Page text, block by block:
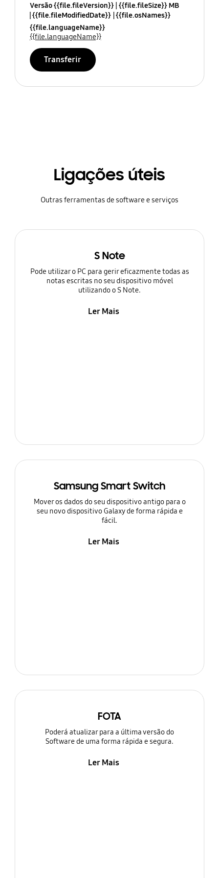
Versão {{file.fileVersion}} {{file.fileSize}} MB
{{file.fileModifiedDate}} {{file.osNames}}
{{file.languageName}}
{{file.languageName}}
Transferir
Ligações úteis
Outras ferramentas de software e serviços
S Note
Pode utilizar o PC para gerir eficazmente todas as
notas escritas no seu dispositivo móvel
utilizando o S Note.
Ler Mais
Samsung Smart Switch
Mover os dados do seu dispositivo antigo para o
seu novo dispositivo Galaxy de forma rápida e
fácil.
Ler Mais
FOTA
Poderá atualizar para a última versão do
Software de uma forma rápida e segura.
Ler Mais